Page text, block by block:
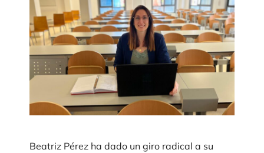
Beatriz Pérez ha dado un giro radical a su